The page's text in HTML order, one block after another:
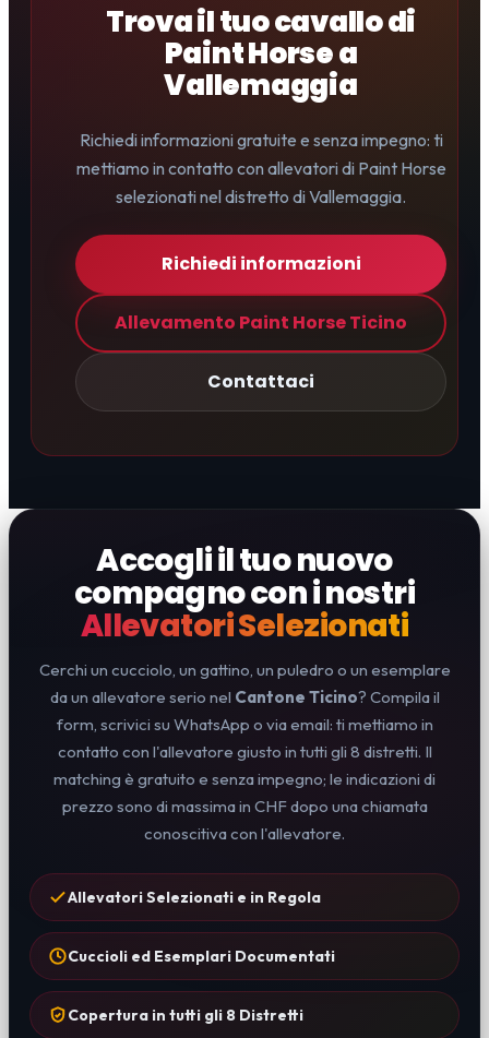
Trova il tuo cavallo di
Paint Horse a
Vallemaggia
Richiedi informazioni gratuite e senza impegno: ti
mettiamo in contatto con allevatori di Paint Horse
selezionati nel distretto di Vallemaggia.
Richiedi informazioni
Allevamento Paint Horse Ticino
Contattaci
Accogli il tuo nuovo
compagno con i nostri
Allevatori Selezionati
Cerchi un cucciolo, un gattino, un puledro o un esemplare
da un allevatore serio nel Cantone Ticino? Compila il
form, scrivici su WhatsApp o via email: ti mettiamo in
contatto con l'allevatore giusto in tutti gli 8 distretti. Il
matching è gratuito e senza impegno; le indicazioni di
prezzo sono di massima in CHF dopo una chiamata
conoscitiva con l'allevatore.
Allevatori Selezionati e in Regola
Cuccioli ed Esemplari Documentati
Copertura in tutti gli 8 Distretti